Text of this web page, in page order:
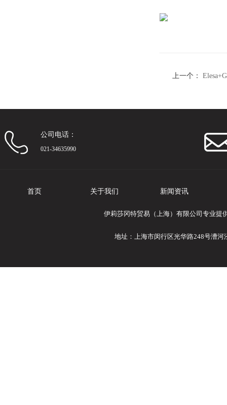
上一个：
公司电话：
021-34635990
首页 关于我们 新闻资讯
伊莉莎冈特贸易（上海）有限公司专业提
地址：上海市闵行区光华路248号漕